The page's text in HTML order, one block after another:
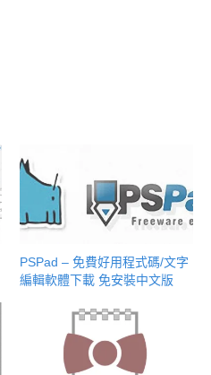
PSPad – 免費好用程式碼/文字
編輯軟體下載 免安裝中文版